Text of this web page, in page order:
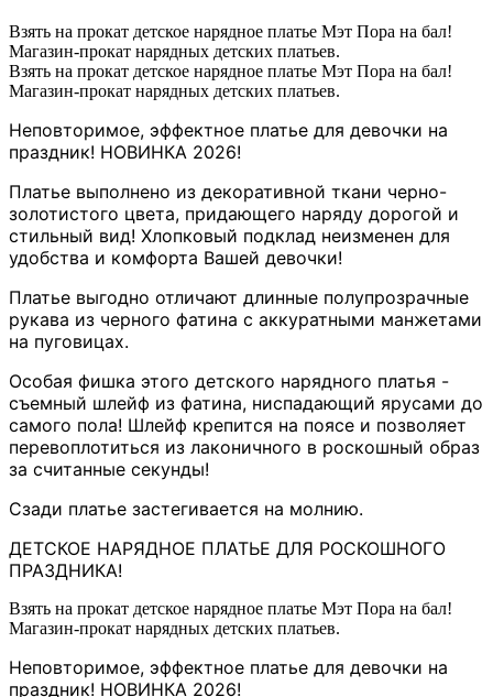
Взять на прокат детское нарядное платье Мэт Пора на бал!
Магазин-прокат нарядных детских платьев.
Взять на прокат детское нарядное платье Мэт Пора на бал!
Магазин-прокат нарядных детских платьев.
Неповторимое, эффектное платье для девочки на
праздник! НОВИНКА 2026!
Платье выполнено из декоративной ткани черно-
золотистого цвета, придающего наряду дорогой и
стильный вид! Хлопковый подклад неизменен для
удобства и комфорта Вашей девочки!
Платье выгодно отличают длинные полупрозрачные
рукава из черного фатина с аккуратными манжетами
на пуговицах.
Особая фишка этого детского нарядного платья -
съемный шлейф из фатина, ниспадающий ярусами до
самого пола! Шлейф крепится на поясе и позволяет
перевоплотиться из лаконичного в роскошный образ
за считанные секунды!
Сзади платье застегивается на молнию.
ДЕТСКОЕ НАРЯДНОЕ ПЛАТЬЕ ДЛЯ РОСКОШНОГО
ПРАЗДНИКА!
Взять на прокат детское нарядное платье Мэт Пора на бал!
Магазин-прокат нарядных детских платьев.
Неповторимое, эффектное платье для девочки на
праздник! НОВИНКА 2026!